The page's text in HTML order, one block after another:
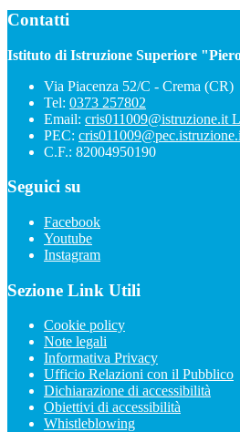
Contatti
Istituto di Istruzione Superiore
Via Piacenza 52/C - Crema (CR)
Tel: 0373 257802
Email: cris011009@istruzione.it
PEC:
C.F.: 82004950190
Seguici su
Facebook
Youtube
Instagram
Sezione Link Utili
Cookie policy
Note legali
Informativa Privacy
Ufficio Relazioni con il Pubblico
Dichiarazione di accessibilità
Obiettivi di accessibilità
Whistleblowing